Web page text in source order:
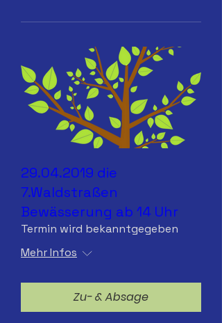
29.04.2019 die
7.Waldstraßen
Bewässerung ab 14 Uhr
Termin wird bekanntgegeben
Mehr Infos
Zu- & Absage